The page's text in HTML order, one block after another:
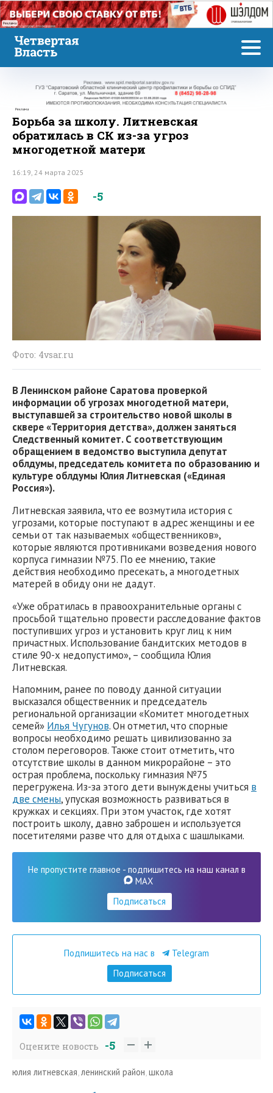
Реклама
Реклама
Борьба за школу. Литневская
обратилась в СК из-за угроз
многодетной матери
16:19, 24 марта 2025
-5
Фото: 4vsar.ru
В Ленинском районе Саратова проверкой
информации об угрозах многодетной матери,
выступавшей за строительство новой школы в
сквере «Территория детства», должен заняться
Следственный комитет. С соответствующим
обращением в ведомство выступила депутат
облдумы, председатель комитета по образованию и
культуре облдумы Юлия Литневская («Единая
Россия»).
Литневская заявила, что ее возмутила история с
угрозами, которые поступают в адрес женщины и ее
семьи от так называемых «общественников»,
которые являются противниками возведения нового
корпуса гимназии №75. По ее мнению, такие
действия необходимо пресекать, а многодетных
матерей в обиду они не дадут.
«Уже обратилась в правоохранительные органы с
просьбой тщательно провести расследование фактов
поступивших угроз и установить круг лиц к ним
причастных. Использование бандитских методов в
стиле 90-х недопустимо», – сообщила Юлия
Литневская.
Напомним, ранее по поводу данной ситуации
высказался общественник и председатель
региональной организации «Комитет многодетных
семей» Илья Чугунов. Он отметил, что спорные
вопросы необходимо решать цивилизованно за
столом переговоров. Также стоит отметить, что
отсутствие школы в данном микрорайоне – это
острая проблема, поскольку гимназия №75
перегружена. Из-за этого дети вынуждены учиться в
две смены, упуская возможность развиваться в
кружках и секциях. При этом участок, где хотят
построить школу, давно заброшен и используется
посетителями разве что для отдыха с шашлыками.
Не пропустите главное - подпишитесь на наш канал в
MAX
Подписаться
Подпишитесь на нас в
Telegram
Подписаться
Оцените новость -5
юлия литневская,ленинский район,школа